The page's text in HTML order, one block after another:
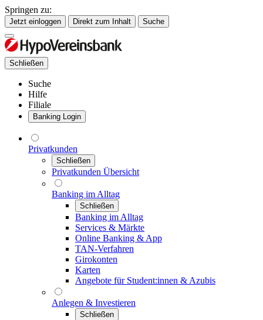
Springen zu:
Jetzt einloggen Direkt zum Inhalt Suche
Schließen
Suche
Hilfe
Filiale
Banking Login
Privatkunden
Schließen
Privatkunden Übersicht
Banking im Alltag
Schließen
Banking im Alltag
Services & Märkte
Online Banking & App
TAN-Verfahren
Girokonten
Karten
Angebote für Student:innen & Azubis
Anlegen & Investieren
Schließen